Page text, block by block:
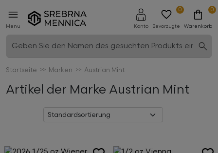
Menu Konto Bevorzugte
0 0
Warenkorb
Startseite Marken Austrian Mint
Artikel der Marke Austrian Mint